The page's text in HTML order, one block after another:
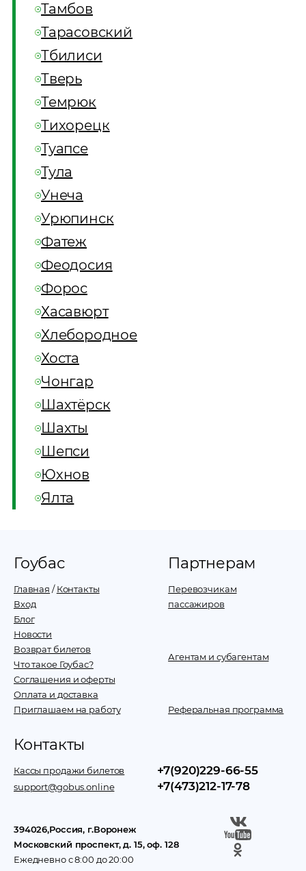
Тамбов
Тарасовский
Тбилиси
Тверь
Темрюк
Тихорецк
Туапсе
Тула
Унеча
Урюпинск
Фатеж
Феодосия
Форос
Хасавюрт
Хлебородное
Хоста
Чонгар
Шахтёрск
Шахты
Шепси
Юхнов
Ялта
Гоубас
Главная /Контакты
Вход
Блог
Новости
Возврат билетов
Что такое Гоубас?
Соглашения и оферты
Оплата и доставка
Приглашаем на работу
Партнерам
Перевозчикам
пассажиров
Агентам и субагентам
Реферальная программа
Контакты
Кассы продажи билетов
support@gobus.online
+7(920)229-66-55
+7(473)212-17-78
394026,Россия, г.Воронеж
Московский проспект, д. 15, оф. 128
Ежедневно с 8:00 до 20:00